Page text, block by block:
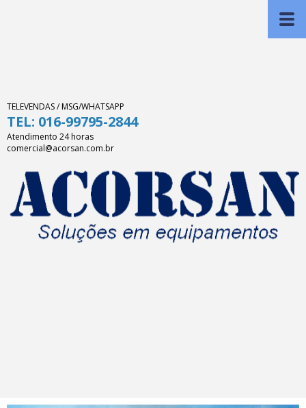
TELEVENDAS / MSG/WHATSAPP
TEL: 016-99795-2844
Atendimento 24 horas
comercial@acorsan.com.br